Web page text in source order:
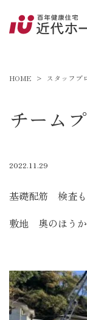
HOME スタッフブ
チーム
2022.11.29
基礎配筋 検査
敷地 奥のほう